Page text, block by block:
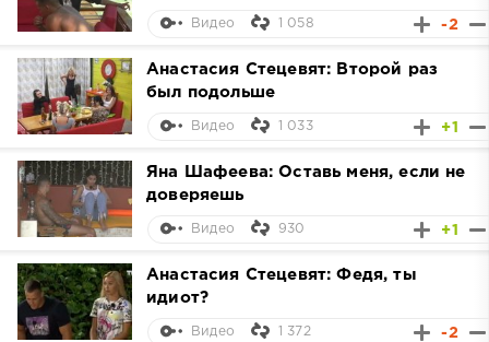
-2
Видео 1 058
Анастасия Стецевят: Второй раз
был подольше
+1
Видео 1 033
Яна Шафеева: Оставь меня, если не
доверяешь
+1
Видео 930
Анастасия Стецевят: Федя, ты
идиот?
-2
Видео 1 372